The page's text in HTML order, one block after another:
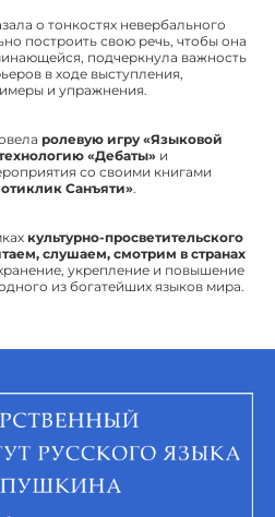
о тонкостях невербального
построить свою речь, чтобы она
подчеркнула важность
в ходе выступления,
и упражнения.
ролевую игру «Языковой
«Дебаты» и
со своими книгами
Санъяти».
культурно-просветительского
слушаем, смотрим в странах
укрепление и повышение
из богатейших языков мира.